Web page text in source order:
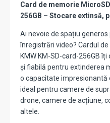
Card de memorie
256GB – Stocare extinsă,
Ai nevoie de spațiu
înregistrări video? Cardul
KMW KM-SD-card-256GB
și fiabilă pentru extinderea
o capacitate impresionantă
ideal pentru camere de
drone, camere de acțiune,
altele.